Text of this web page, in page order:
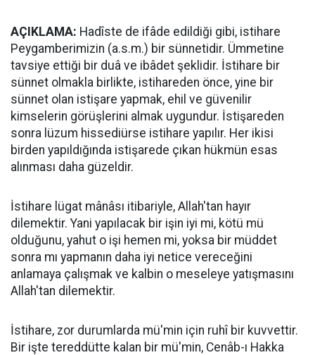
AÇIKLAMA: Hadîste de ifâde edildiği gibi, istihare
Peygamberimizin (a.s.m.) bir sünnetidir. Ümmetine
tavsiye ettiği bir duâ ve ibâdet şeklidir. İstihare bir
sünnet olmakla birlikte, istihareden önce, yine bir
sünnet olan istişare yapmak, ehil ve güvenilir
kimselerin görüşlerini almak uygundur. İstişareden
sonra lüzum hissediürse istihare yapılır. Her ikisi
birden yapıldığında istişarede çıkan hükmün esas
alınması daha güzeldir.
İstihare lügat mânâsı itibariyle, Allah'tan hayır
dilemektir. Yani yapılacak bir işin iyi mi, kötü mü
olduğunu, yahut o işi hemen mi, yoksa bir müddet
sonra mı yapmanın daha iyi netice vereceğini
anlamaya çalışmak ve kalbin o meseleye yatışmasını
Allah'tan dilemektir.
İstihare, zor durumlarda mü'min için ruhî bir kuvvettir.
Bir işte tereddütte kalan bir mü'min, Cenâb-ı Hakka